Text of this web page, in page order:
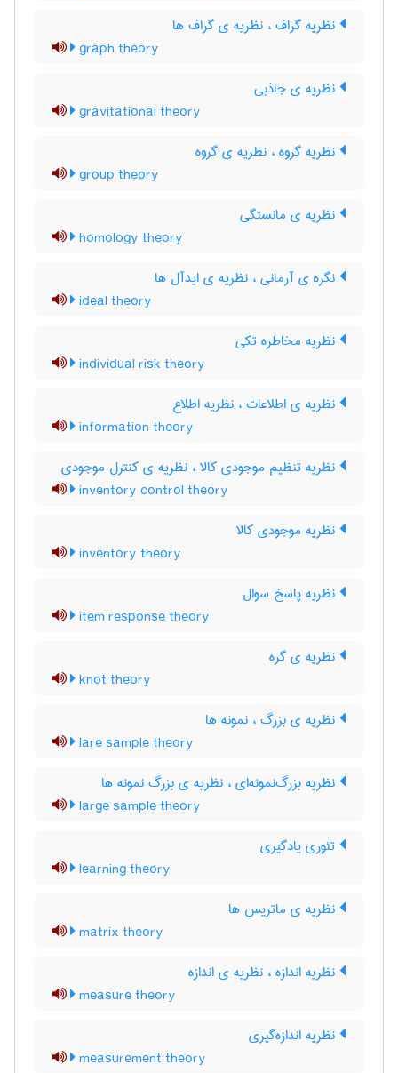
نظریه گراف ، نظریه ی گراف ها
graph theory
نظریه ی جاذبی
gravitational theory
نظریه گروه ، نظریه ی گروه
group theory
نظریه ی مانستگی
homology theory
نگره ی آرمانی ، نظریه ی ایدآل ها
ideal theory
نظریه مخاطره تکی
individual risk theory
نظریه ی اطلاعات ، نظریه اطلاع
information theory
نظریه تنظیم موجودی کالا ، نظریه ی کنترل موجودی
inventory control theory
نظریه موجودی کالا
inventory theory
نظریه پاسخ سوال
item response theory
نظریه ی گره
knot theory
نظریه ی بزرگ ، نمونه ها
lare sample theory
نظریه بزرگ‌نمونه‌ای ، نظریه ی بزرگ نمونه ها
large sample theory
تئوری یادگیری
learning theory
نظریه ی ماتریس ها
matrix theory
نظریه اندازه ، نظریه ی اندازه
measure theory
نظریه اندازه‌گیری
measurement theory